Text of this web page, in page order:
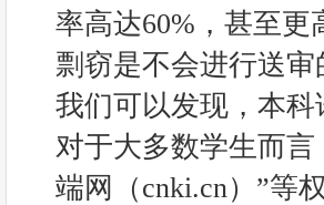
率高达60%，甚至
剽窃是不会进行送
我们可以发现，本
对于大多数学生而
端网（cnki.cn）”等